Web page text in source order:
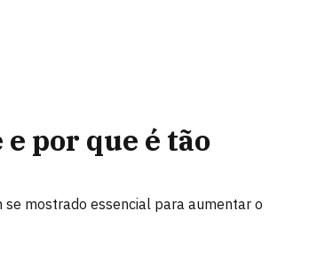
por que é tão
mostrado essencial para aumentar o